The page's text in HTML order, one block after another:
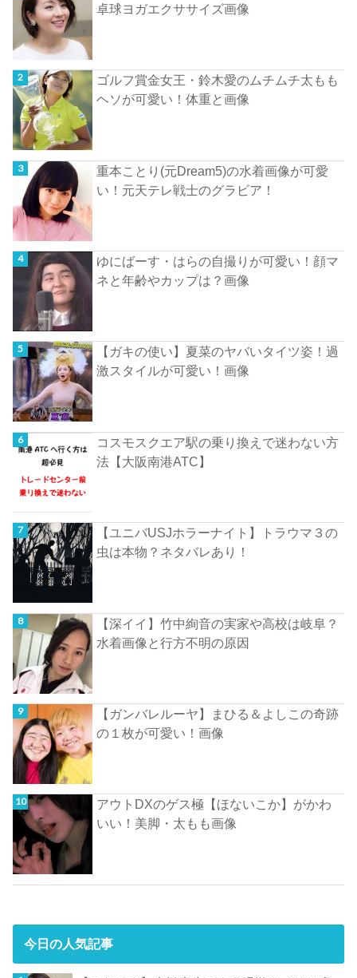
卓球ヨガエクササイズ画像
ゴルフ賞金女王・鈴木愛のムチムチ太もも
ヘソが可愛い！体重と画像
重本ことり(元Dream5)の水着画像が可愛
い！元天テレ戦士のグラビア！
ゆにばーす・はらの自撮りが可愛い！顔マ
ネと年齢やカップは？画像
【ガキの使い】夏菜のヤバいタイツ姿！過
激スタイルが可愛い！画像
コスモスクエア駅の乗り換えで迷わない方
法【大阪南港ATC】
【ユニバUSJホラーナイト】トラウマ３の
虫は本物？ネタバレあり！
【深イイ】竹中絢音の実家や高校は岐阜？
水着画像と行方不明の原因
【ガンバレルーヤ】まひる＆よしこの奇跡
の１枚が可愛い！画像
アウトDXのゲス極【ほないこか】がかわ
いい！美脚・太もも画像
今日の人気記事